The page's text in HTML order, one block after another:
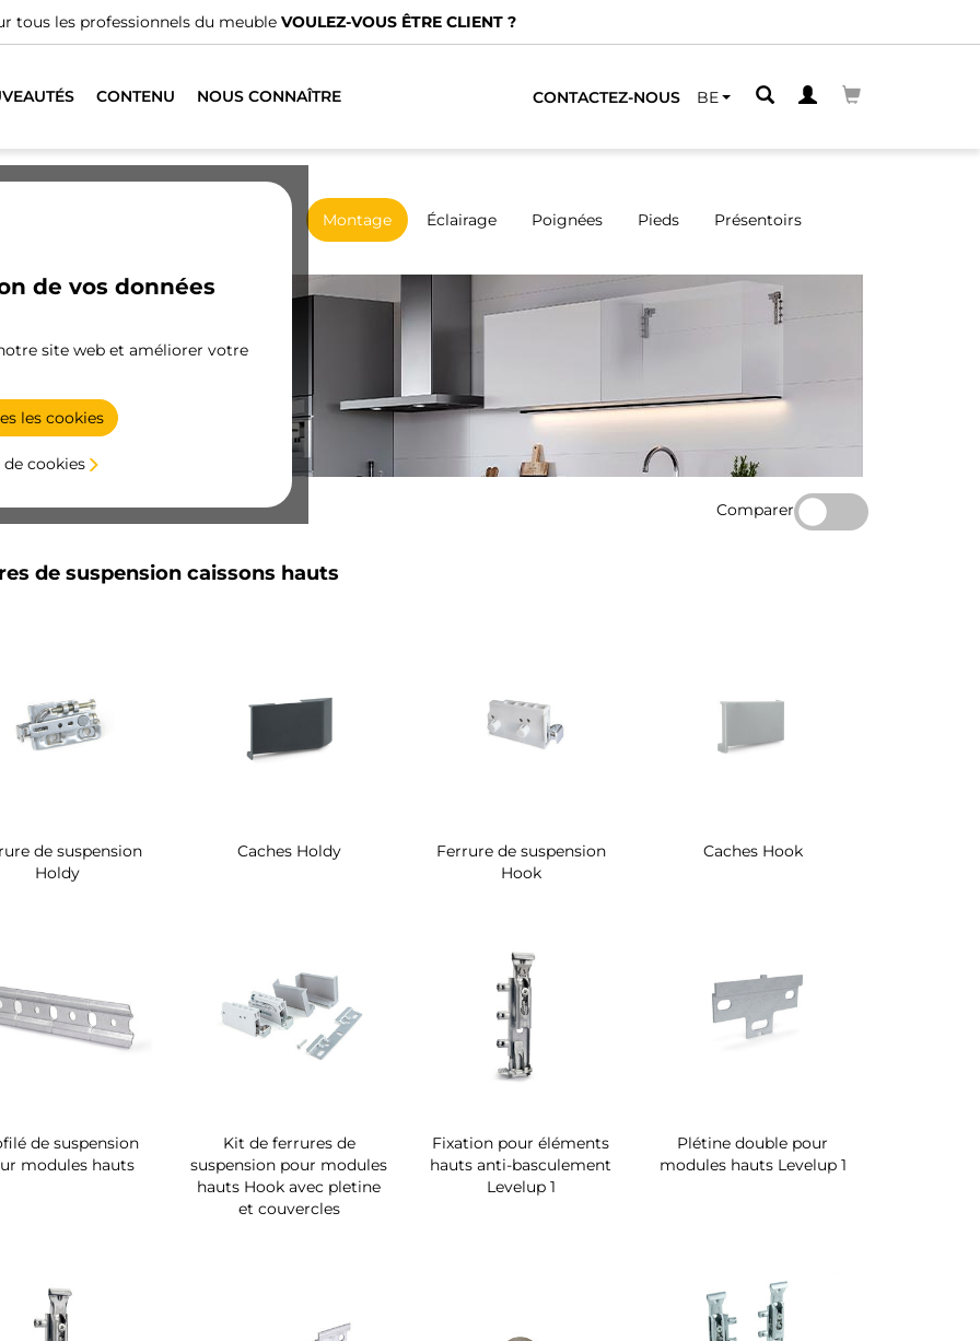
CONTENU NOUS CONNAÎTRE CONTACTEZ-NOUS BE
de vos données
site web et améliorer votre
les cookies
cookies
Montage Éclairage Poignées Pieds Présentoirs
Comparer
de suspension caissons hauts
de suspension
Holdy
Caches Holdy
Ferrure de suspension
Hook
Caches Hook
de suspension
modules hauts
Kit de ferrures de
suspension pour modules
hauts Hook avec pletine
et couvercles
Fixation pour éléments
hauts anti-basculement
Levelup 1
Plétine double pour
modules hauts Levelup 1